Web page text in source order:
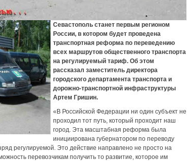
Севастополь станет первым регионом
России, в котором будет проведена
транспортная реформа по переведению
всех маршрутов общественного транспорта
на регулируемый тариф. Об этом
рассказал заместитель директора
городского департамента транспорта и
дорожно-транспортной инфраструктуры
Артем Гришин.
«В Российской Федерации ни один субъект не
проходил тот путь, который проходит наш
город. Эта масштабная реформа была
инициирована губернатором по переводу
регулируемой. Это действие направлено не просто на
перевозчикам получить то развитие, которое им